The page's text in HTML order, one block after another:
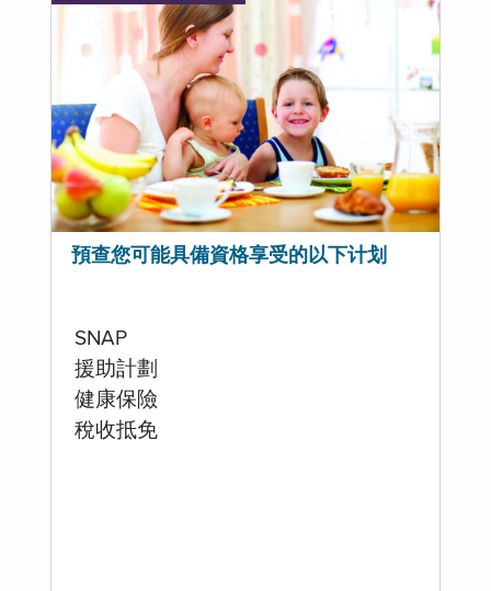
預查您可能具備資格享受的以下计划
SNAP
援助計劃
健康保險
稅收抵免